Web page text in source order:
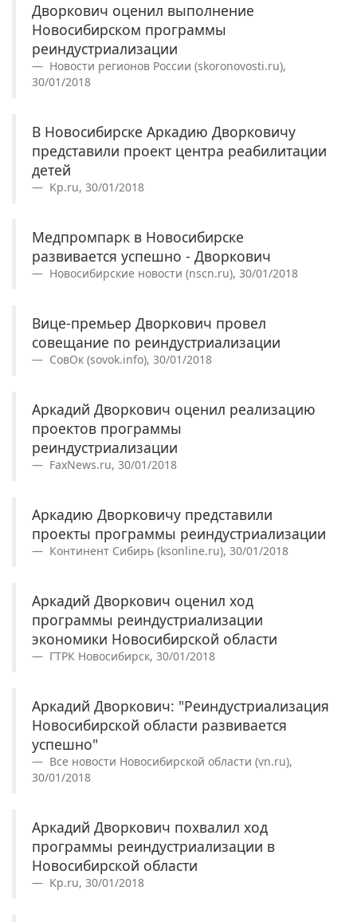
Дворкович оценил выполнение
Новосибирском программы
реиндустриализации
Новости регионов России (skoronovosti.ru),
30/01/2018
В Новосибирске Аркадию Дворковичу
представили проект центра реабилитации
детей
Kp.ru, 30/01/2018
Медпромпарк в Новосибирске
развивается успешно - Дворкович
Новосибирские новости (nscn.ru), 30/01/2018
Вице-премьер Дворкович провел
совещание по реиндустриализации
СовОк (sovok.info), 30/01/2018
Аркадий Дворкович оценил реализацию
проектов программы
реиндустриализации
FaxNews.ru, 30/01/2018
Аркадию Дворковичу представили
проекты программы реиндустриализации
Континент Сибирь (ksonline.ru), 30/01/2018
Аркадий Дворкович оценил ход
программы реиндустриализации
экономики Новосибирской области
ГТРК Новосибирск, 30/01/2018
Аркадий Дворкович: "Реиндустриализация
Новосибирской области развивается
успешно"
Все новости Новосибирской области (vn.ru),
30/01/2018
Аркадий Дворкович похвалил ход
программы реиндустриализации в
Новосибирской области
Kp.ru, 30/01/2018